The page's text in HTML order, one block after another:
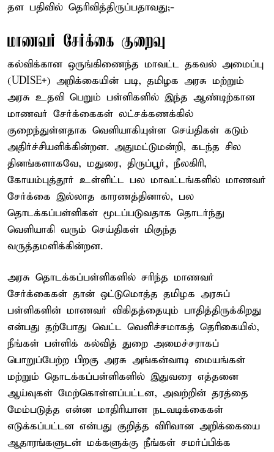
தள பதிவில் தெரிவித்திருப்பதாவது;-
மாணவர் சேர்க்கை குறைவு
கல்விக்கான ஒருங்கிணைந்த மாவட்ட தகவல் அமைப்பு
(UDISE+) அறிக்கையின் படி, தமிழக அரசு மற்றும்
அரசு உதவி பெறும் பள்ளிகளில் இந்த ஆண்டிற்கான
மாணவர் சேர்க்கைகள் லட்சக்கணக்கில்
குறைந்துள்ளதாக வெளியாகியுள்ள செய்திகள் கடும்
அதிர்ச்சியளிக்கின்றன. அதுமட்டுமன்றி, கடந்த சில
தினங்களாகவே, மதுரை, திருப்பூர், நீலகிரி,
கோயம்புத்தூர் உள்ளிட்ட பல மாவட்டங்களில் மாணவர்
சேர்க்கை இல்லாத காரணத்தினால், பல
தொடக்கப்பள்ளிகள் மூடப்படுவதாக தொடர்ந்து
வெளியாகி வரும் செய்திகள் மிகுந்த
வருத்தமளிக்கின்றன.
அரசு தொடக்கப்பள்ளிகளில் சரிந்த மாணவர்
சேர்க்கைகள் தான் ஒட்டுமொத்த தமிழக அரசுப்
பள்ளிகளின் மாணவர் விகிதத்தையும் பாதித்திருக்கிறது
என்பது தற்போது வெட்ட வெளிச்சமாகத் தெரிகையில்,
நீங்கள் பள்ளிக் கல்வித் துறை அமைச்சராகப்
பொறுப்பேற்ற பிறகு அரசு அங்கன்வாடி மையங்கள்
மற்றும் தொடக்கப்பள்ளிகளில் இதுவரை எத்தனை
ஆய்வுகள் மேற்கொள்ளப்பட்டன, அவற்றின் தரத்தை
மேம்படுத்த என்ன மாதிரியான நடவடிக்கைகள்
எடுக்கப்பட்டன என்பது குறித்த விரிவான அறிக்கையை
ஆதாரங்களுடன் மக்களுக்கு நீங்கள் சமர்ப்பிக்க